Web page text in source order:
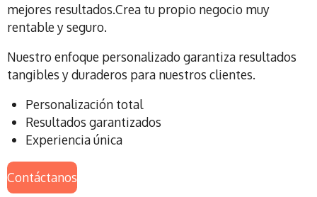
mejores resultados.Crea tu propio negocio muy
rentable y seguro.
Nuestro enfoque personalizado garantiza resultados
tangibles y duraderos para nuestros clientes.
Personalización total
Resultados garantizados
Experiencia única
Contáctanos